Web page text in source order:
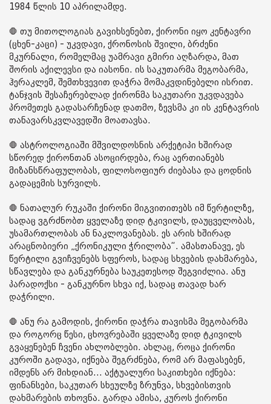
1984 წლის 10 აპრილამდე.
🛑 თუ მითოლოგიას გავიხსენებთ, ქირონი იყო კენტავრი
(ცხენ-კაცი) - უკვდავი, ქრონოსის შვილი, ბრძენი
მკურნალი, რომელმაც უამრავი გმირი აღზარდა, მათ
შორის აქილევსი და იასონი. ის საკუთარმა მეგობარმა,
ჰერაკლემ, შემთხვევით დაჭრა მომაკვდინებელი ისრით.
ტანჯვის შესაჩერებლად ქირონმა საკუთარი უკვდავება
პრომეთეს გადასარჩენად დათმო, ზევსმა კი ის კენტავრის
თანავარსკვლავედში მოათავსა.
🛑 ასტროლოგიაში მშვილდოსნის არქეტიპი ხშირად
სწორედ ქირონთან ასოცირდება, რაც აერთიანებს
მიზანსწრაფულობას, ფილოსოფიურ ძიებასა და ცოდნის
გადაცემის სურვილს.
🛑 ნათალურ რუკაში ქირონი მიგვითითებს იმ წერტილზე,
სადაც ვგრძნობთ ყველაზე დიდ ტკივილს, დაუცველობას,
უსამართლობას ან ნაკლოვანებას. ეს არის ხშირად
არაცნობიერი „ქრონიკული ჭრილობა“. ამასთანავე, ეს
წერტილი გვიჩვენებს სფეროს, სადაც სხვების დახმარება,
სწავლება და განკურნება საუკეთესოდ შეგვიძლია. ანუ
პარადოქსი - განკურნო სხვა იქ, სადაც თავად ხარ
დაჭრილი.
🛑 ანუ რა გამოდის, ქირონი დაჭრა თავისმა მეგობარმა
და როგორც წესი, ცხოვრებაში ყველაზე დიდ ტკივილს
გვაყენებენ ჩვენი ახლობლები. ახლაც, როცა ქირონი
კუროში გადავა, იქნება შეგრძნება, რომ არ მაფასებენ,
იმდენს არ მიხდიან... აქტუალური საკითხები იქნება:
ფინანსები, საკუთარ სხეულზე ზრუნვა, სხვებისთვის
დახმარების თხოვნა. გარდა ამისა, კუროს ქირონი